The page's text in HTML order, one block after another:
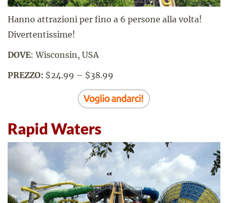
Hanno attrazioni per fino a 6 persone alla volta!
Divertentissime!
DOVE: Wisconsin, USA
PREZZO: $24.99 – $38.99
Rapid Waters